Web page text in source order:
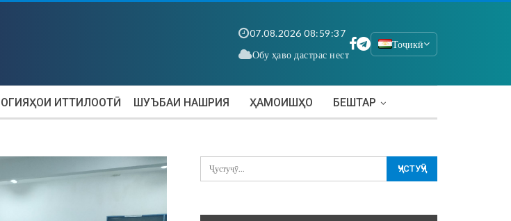
07.08.2026 08:59:38
Обу ҳаво дастрас нест
Тоҷикӣ
ИТТИЛООТӢ ШУЪБАИ НАШРИЯ ҲАМОИШҲО БЕШТАР